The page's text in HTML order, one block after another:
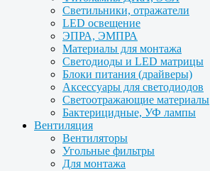
Светильники, отражатели
LED освещение
ЭПРА, ЭМПРА
Материалы для монтажа
Светодиоды и LED матрицы
Блоки питания (драйверы)
Аксессуары для светодиодов
Светоотражающие материалы
Бактерицидные, УФ лампы
Вентиляция
Вентиляторы
Угольные фильтры
Для монтажа